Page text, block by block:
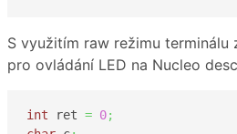
S využitím raw režimu terminálu
pro ovládání LED na Nucleo
int ret = 0;